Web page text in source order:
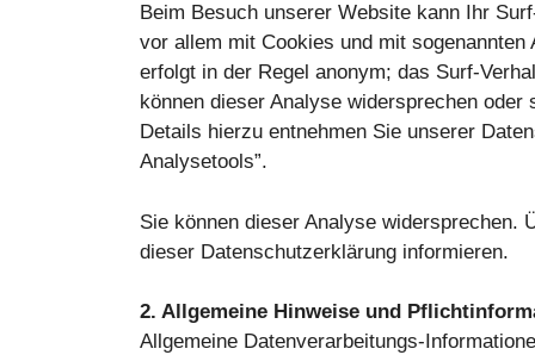
Beim Besuch unserer Website kann Ihr
vor allem mit Cookies und mit
erfolgt in der Regel anonym; das Surf-
können dieser Analyse widersprechen
Details hierzu entnehmen Sie unserer
Analysetools”.
Sie können dieser Analyse widersprechen.
dieser Datenschutzerklärung informieren.
2. Allgemeine Hinweise und
Allgemeine Datenverarbeitungs-